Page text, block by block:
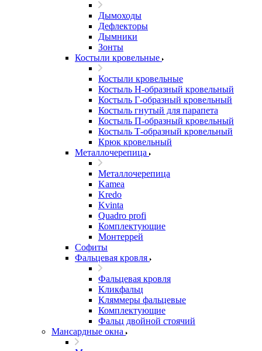
Дымоходы
Дефлекторы
Дымники
Зонты
Костыли кровельные
Костыли кровельные
Костыль H-образный кровельный
Костыль Г-образный кровельный
Костыль гнутый для парапета
Костыль П-образный кровельный
Костыль Т-образный кровельный
Крюк кровельный
Металлочерепица
Металлочерепица
Kamea
Kredo
Kvinta
Quadro profi
Комплектующие
Монтеррей
Софиты
Фальцевая кровля
Фальцевая кровля
Кликфальц
Кляммеры фальцевые
Комплектующие
Фальц двойной стоячий
Мансардные окна